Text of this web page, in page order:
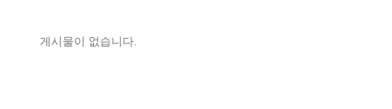
게시물이 없습니다.